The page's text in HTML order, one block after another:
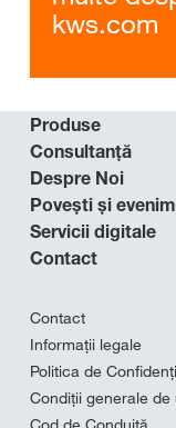
kws.com
Produse
Consultanță
Despre Noi
Povești și
Servicii digitale
Contact
Contact
Informații legale
Politica de
Condiții generale de